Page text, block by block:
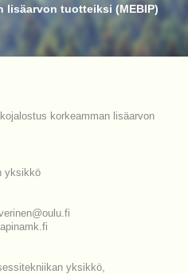
lisäarvon tuotteiksi (MEBIP)
korkeamman lisäarvon
yksikkö
yksikkö,